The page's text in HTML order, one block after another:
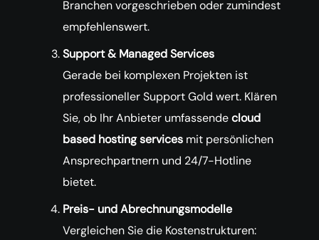
Branchen vorgeschrieben oder zumindest
empfehlenswert.
Support & Managed Services
Gerade bei komplexen Projekten ist
professioneller Support Gold wert. Klären
Sie, ob Ihr Anbieter umfassendecloud
based hosting services mit persönlichen
Ansprechpartnern und 24/7-Hotline
bietet.
Preis- und Abrechnungsmodelle
Vergleichen Sie die Kostenstrukturen: